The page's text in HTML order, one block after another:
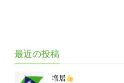
最近の投稿
増居